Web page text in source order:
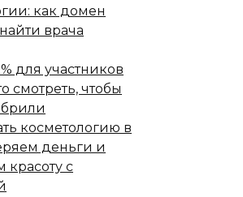
как домен
врача
для участников
смотреть, чтобы
косметологию в
деньги и
красоту с